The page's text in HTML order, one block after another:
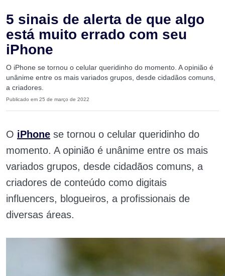
5 sinais de alerta de que algo
está muito errado com seu
iPhone
O iPhone se tornou o celular queridinho do momento. A opinião é
unânime entre os mais variados grupos, desde cidadãos comuns,
a criadores.
Publicado em 25 de março de 2022
O iPhone se tornou o celular queridinho do
momento. A opinião é unânime entre os mais
variados grupos, desde cidadãos comuns, a
criadores de conteúdo como digitais
influencers, blogueiros, a profissionais de
diversas áreas.